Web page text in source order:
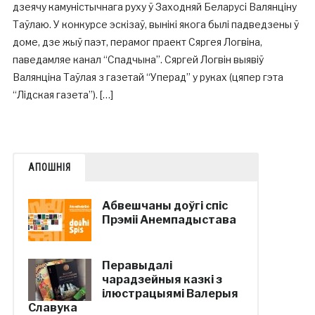
дзеячу камуністычнага руху ў Заходняй Беларусі Валянціну
Таўлаю. У конкурсе эскізаў, вынікі якога былі падведзены ў
доме, дзе жыў паэт, перамог праект Сяргея Логвіна,
паведамляе канал “Спадчына”. Сяргей Логвін выявіў
Валянціна Таўлая з газетай “Уперад” у руках (цяпер гэта
“Лідская газета”). […]
АПОШНІЯ
Абвешчаны доўгі спіс
Прэміі Анемпадыстава
Перавыдалі
чарадзейныя казкі з
ілюстрацыямі Валерыя
Славука